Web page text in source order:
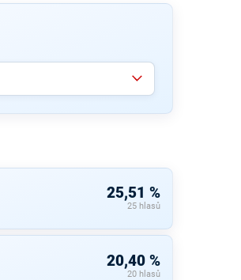
25,51 %
25 hlasů
20,40 %
20 hlasů